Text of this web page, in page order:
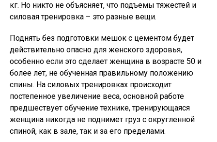
кг. Но никто не объясняет, что подъемы тяжестей и
силовая тренировка – это разные вещи.
Поднять без подготовки мешок с цементом будет
действительно опасно для женского здоровья,
особенно если это сделает женщина в возрасте 50 и
более лет, не обученная правильному положению
спины. На силовых тренировках происходит
постепенное увеличение веса, основной работе
предшествует обучение технике, тренирующаяся
женщина никогда не поднимет груз с округленной
спиной, как в зале, так и за его пределами.